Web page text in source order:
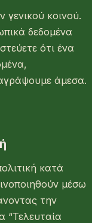
γενικού κοινού.
δεδομένα
ότι ένα
άμεσα.
κατά
μέσω
την
“Τελευταία